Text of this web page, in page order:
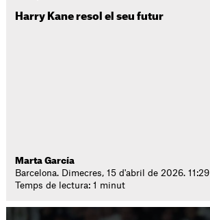
Harry Kane resol el seu futur
Marta García
Barcelona. Dimecres, 15 d'abril de 2026. 11:29
Temps de lectura: 1 minut